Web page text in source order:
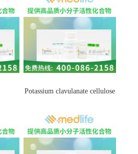
Potassium clavulanate cellulose